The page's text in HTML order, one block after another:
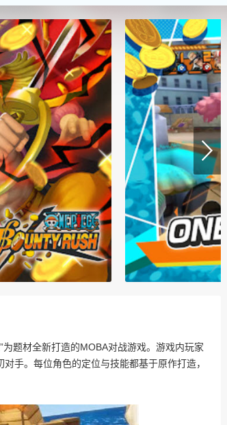
题材全新打造的MOBA对战游戏。游戏内玩家
手。每位角色的定位与技能都基于原作打造，